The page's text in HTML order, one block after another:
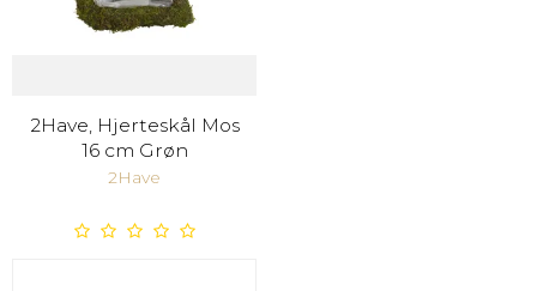
2Have, Hjerteskål Mos
16 cm Grøn
2Have